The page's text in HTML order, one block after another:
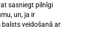
sasniegt pilnīgi
un, ja ir
balsts veidošanā ar